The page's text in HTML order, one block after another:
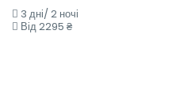
3 дні/ 2 ночі
Від 2295 ₴